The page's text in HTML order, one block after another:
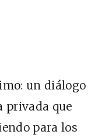
un diálogo
privada que
para los